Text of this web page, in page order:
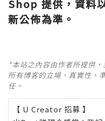
Shop 提供，資料
新公佈為準。
*本站之內容由作者所提供
所有博客的立場、真實性、
任。
【 U Creator 招募 】